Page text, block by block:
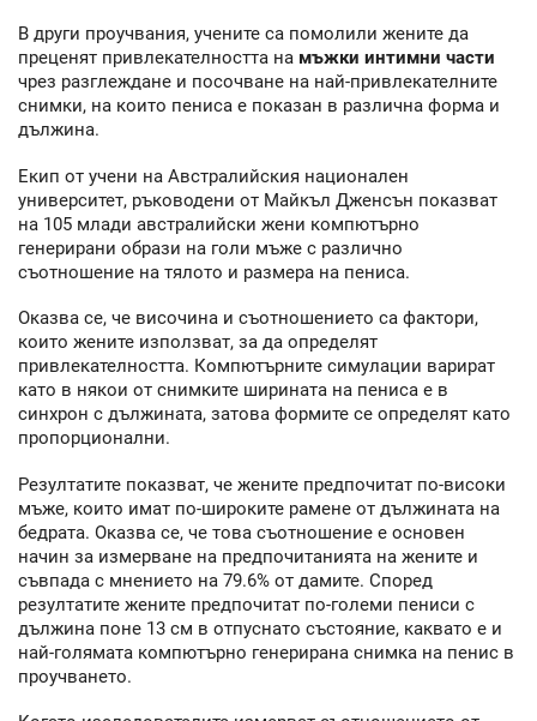
В други проучвания, учените са помолили жените да
преценят привлекателността на мъжки интимни части
чрез разглеждане и посочване на най-привлекателните
снимки, на които пениса е показан в различна форма и
дължина.
Екип от учени на Австралийския национален
университет, ръководени от Майкъл Дженсън показват
на 105 млади австралийски жени компютърно
генерирани образи на голи мъже с различно
съотношение на тялото и размера на пениса.
Оказва се, че височина и съотношението са фактори,
които жените използват, за да определят
привлекателността. Компютърните симулации варират
като в някои от снимките ширината на пениса е в
синхрон с дължината, затова формите се определят като
пропорционални.
Резултатите показват, че жените предпочитат по-високи
мъже, които имат по-широките рамене от дължината на
бедрата. Оказва се, че това съотношение е основен
начин за измерване на предпочитанията на жените и
съвпада с мнението на 79.6% от дамите. Според
резултатите жените предпочитат по-големи пениси с
дължина поне 13 см в отпуснато състояние, каквато е и
най-голямата компютърно генерирана снимка на пенис в
проучването.